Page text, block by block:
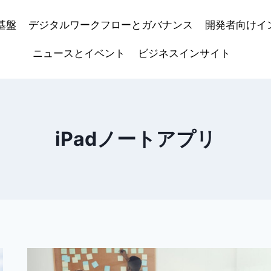
盤 デジタルワークフローとガバナンス 開発者向けイ
ニュースとイベント ビジネスインサイト
iPadノートアプリ